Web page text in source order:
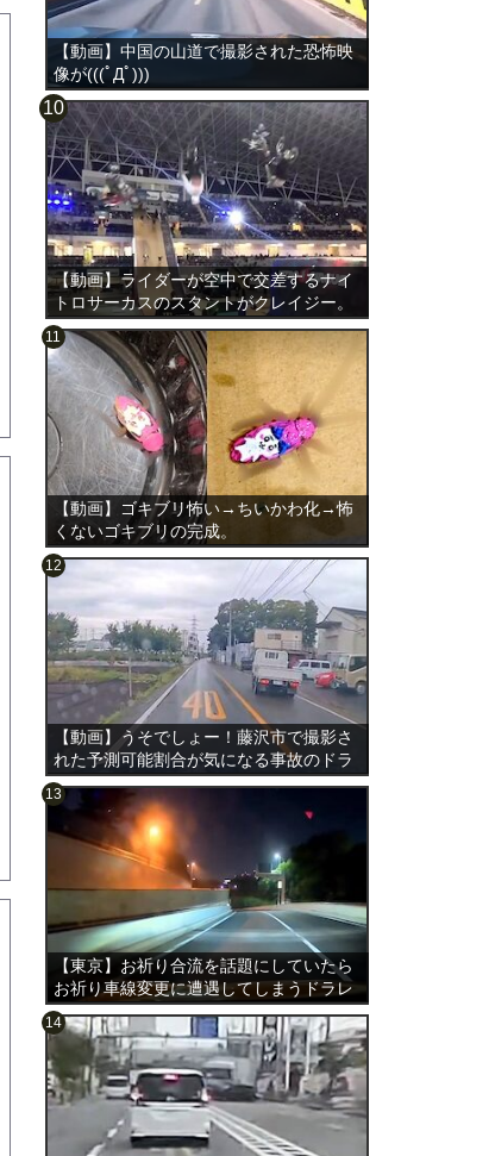
【動画】中国の山道で撮影された恐怖映
像が(((ﾟДﾟ)))
【動画】ライダーが空中で交差するナイ
トロサーカスのスタントがクレイジー。
【動画】ゴキブリ怖い→ちいかわ化→怖
くないゴキブリの完成。
【動画】うそでしょー！藤沢市で撮影さ
れた予測可能割合が気になる事故のドラ
レコ。
【東京】お祈り合流を話題にしていたら
お祈り車線変更に遭遇してしまうドラレ
コ。